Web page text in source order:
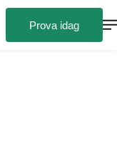
Prova idag